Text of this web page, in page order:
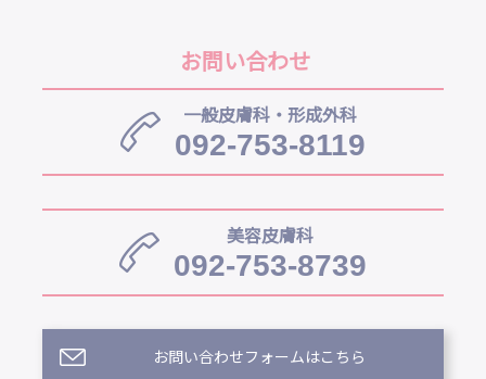
お問い合わせ
一般皮膚科・形成外科
092-753-8119
美容皮膚科
092-753-8739
お問い合わせフォームはこちら